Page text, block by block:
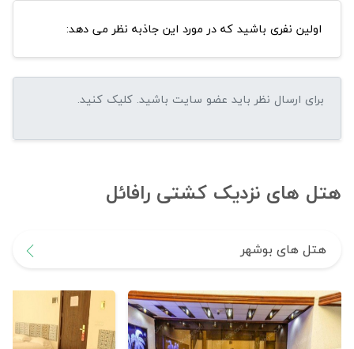
اولین نفری باشید که در مورد این جاذبه نظر می دهد:
هتل های نزدیک کشتی رافائل
هتل های بوشهر